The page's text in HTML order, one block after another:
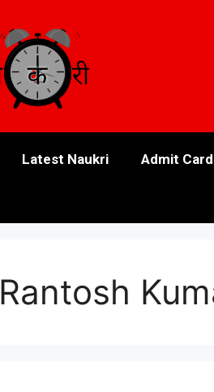
Latest Naukri Admit
Rantosh